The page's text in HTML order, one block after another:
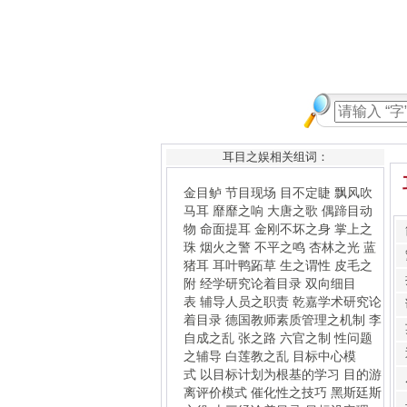
耳目之娱相关组词：
节目现场 目不定睫 飘风吹
命面提耳 金刚不坏之身 掌上之
烟火之警 不平之鸣 杏林之光 蓝
耳叶鸭跖草 生之谓性 皮毛之
经学研究论着目录 双向细目
辅导人员之职责 乾嘉学术研究论
着目录 德国教师素质管理之机制 李
自成之乱 张之路 六官之制 性问题
之辅导 白莲教之乱 目标中心模
以目标计划为根基的学习 目的游
离评价模式 催化性之技巧 黑斯廷斯
十三经论着目录 目标设定理
展开性目的 数学之美 夏目漱
表现性目标 世界主要国家教师素
质管理制度之比较分析 角目鸟 虚构
行为目标 米公制之制定 怛罗